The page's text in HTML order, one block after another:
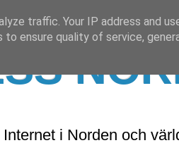
i Norden och
traffic. Your IP address and
ensure quality of service,